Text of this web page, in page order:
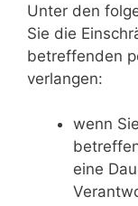
Unter den
Sie die
betreffenden
verlangen:
wenn
eine